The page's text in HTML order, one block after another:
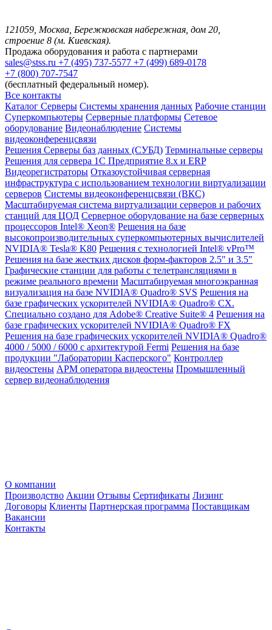
121059, Москва, Бережковская набережная, дом 20,
строение 8 (м. Киевская).
Продажа оборудования и работа с партнерами
sales@stss.ru +7 (495) 737-5577 +7 (499) 689-0178
+7 (800) 707-7547
(бесплатный федеральный номер).
Все контакты
Каталог Серверы Системы хранения данных Рабочие станции
Суперкомпьютеры Серверные платформы Сетевое
оборудование Видеонаблюдение Системы
видеоконференцсвязи
Решения Серверы баз данных (СУБД) Терминальные серверы
Решения для сервера 1С Предприятие 8.x и ERP
Видеорегистраторы Отказоустойчивая серверная
инфраструктура с использованием технологии виртуализации
серверов Системы видеоконференцсвязи (ВКС)
Масштабируемая система виртуализации серверов и рабочих
станций для ЦОД Серверное оборудование на базе серверных
процессоров Intel® Xeon® Решения на базе
высокопроизводительных суперкомпьютерных вычислителей
NVIDIA® Tesla® K80 Решения с технологией Intel® vPro™
Решения на базе жестких дисков форм-факторов 2.5" и 3.5"
Графические станции для работы с телетрансляциями в
режиме реального времени Масштабируемая многоэкранная
визуализация на базе NVIDIA® Quadro® SVS Решения на
базе графических ускорителей NVIDIA® Quadro® CX.
Специально создано для Adobe® Creative Suite® 4 Решения на
базе графических ускорителей NVIDIA® Quadro® FX
Решения на базе графических ускорителей NVIDIA® Quadro®
4000 / 5000 / 6000 с архитектурой Fermi Решения на базе
продукции "Лаборатории Касперского" Контроллер
видеостены АРМ оператора видеостены Промышленный
сервер видеонаблюдения
О компании
Производство Акции Отзывы Сертификаты Лизинг
Договоры Клиенты Партнерская программа Поставщикам
Вакансии
Контакты